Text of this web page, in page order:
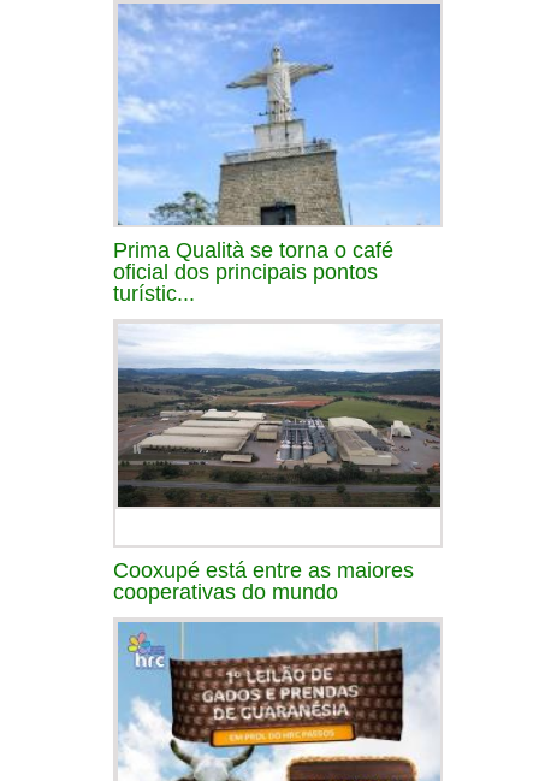
Prima Qualità se torna o café
oficial dos principais pontos
turístic...
Cooxupé está entre as maiores
cooperativas do mundo